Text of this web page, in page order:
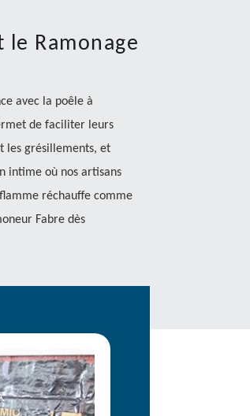
Ramonage
avec la poêle à
de faciliter leurs
les grésillements, et
intime où nos artisans
réchauffe comme
Fabre dès